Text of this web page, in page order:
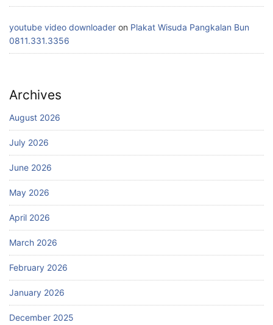
youtube video downloader on Plakat Wisuda Pangkalan Bun
0811.331.3356
Archives
August 2026
July 2026
June 2026
May 2026
April 2026
March 2026
February 2026
January 2026
December 2025